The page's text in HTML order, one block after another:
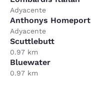
Adyacente
Anthonys Homeport
Adyacente
Scuttlebutt
0.97 km
Bluewater
0.97 km